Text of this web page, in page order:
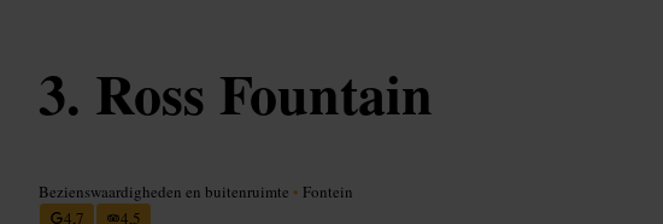
Ross Fountain
Bezienswaardigheden en buitenruimte • Fontein
4,7
4,5